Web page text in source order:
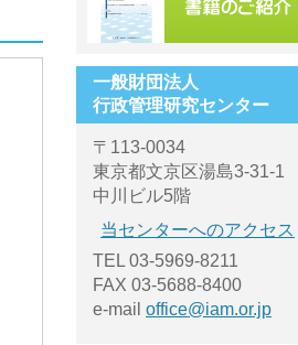
一般財団法人
行政管理研究センター
〒113-0034
東京都文京区湯島3-31-1
中川ビル5階
当センターへのアクセス
TEL 03-5969-8211
FAX 03-5688-8400
e-mail office@iam.or.jp